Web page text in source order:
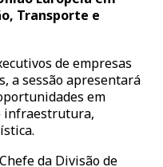
Transporte e
de empresas
a sessão apresentará
em
infraestrutura,
Chefe da Divisão de